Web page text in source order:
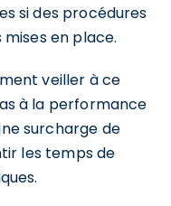
si des procédures
en place.
veiller à ce
à la performance
surcharge de
les temps de